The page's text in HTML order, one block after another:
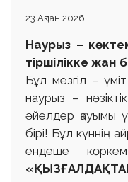
23 Ақпан 2026
Наурыз –
тіршілікке жан
Бұл мезгіл –
наурыз –
әйелдер қауымы
бірі! Бұл күннің
ендеше